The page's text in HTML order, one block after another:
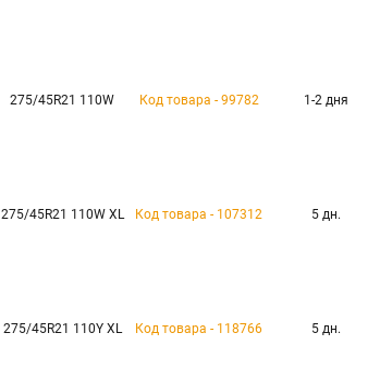
275/45R21 110W Код товара - 99782 1-2 дня
275/45R21 110W XL Код товара - 107312 5 дн.
275/45R21 110Y XL Код товара - 118766 5 дн.